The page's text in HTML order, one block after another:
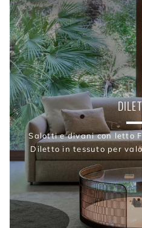
Salotti e divani con letto
Diletto in tessuto per